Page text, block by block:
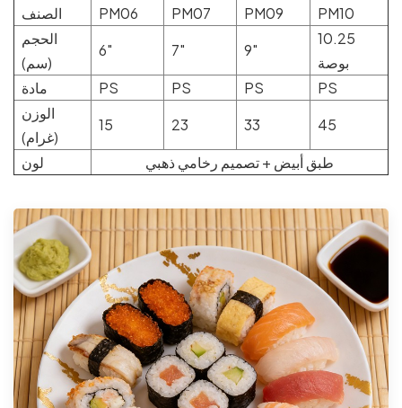
الصنف
PM06
PM07
PM09
PM10
الحجم
(سم)
6" 7" 9"
10.25
بوصة
مادة
PS PS PS
PS
الوزن
(غرام)
15 23 33
45
لون
طبق أبيض + تصميم رخامي ذهبي